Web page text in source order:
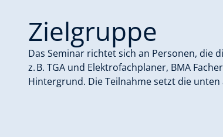
Zielgruppe
Das Seminar richtet sich an Personen, die
z. B. TGA und Elektrofachplaner, BMA
Hintergrund. Die Teilnahme setzt die